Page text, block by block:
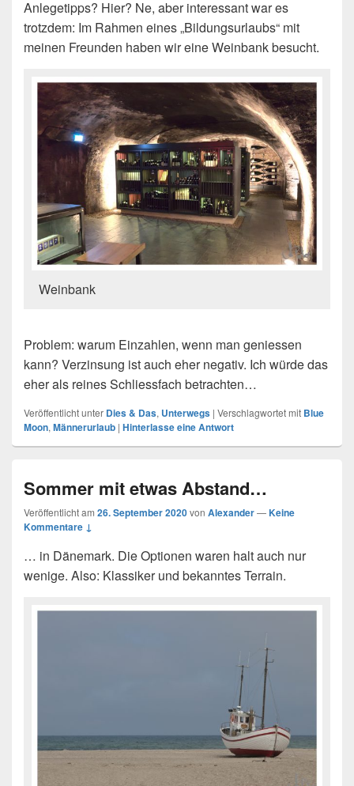
Anlegetipps? Hier? Ne, aber interessant war es
trotzdem: Im Rahmen eines „Bildungsurlaubs“ mit
meinen Freunden haben wir eine Weinbank besucht.
Weinbank
Problem: warum Einzahlen, wenn man geniessen
kann? Verzinsung ist auch eher negativ. Ich würde das
eher als reines Schliessfach betrachten…
Veröffentlicht unter Dies & Das, Unterwegs | Verschlagwortet mit Blue
Moon, Männerurlaub | Hinterlasse eine Antwort
Sommer mit etwas Abstand…
Veröffentlicht am 26. September 2020von Alexander—Keine
Kommentare ↓
… in Dänemark. Die Optionen waren halt auch nur
wenige. Also: Klassiker und bekanntes Terrain.